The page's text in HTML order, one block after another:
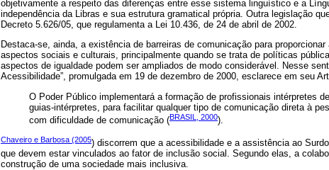
objetivamente a respeito das diferenças entre esse sistema linguístico e a
independência da Libras e sua estrutura gramatical própria. Outra legislação
Decreto 5.626/05, que regulamenta a Lei 10.436, de 24 de abril de 2002.
Destaca-se, ainda, a existência de barreiras de comunicação para
aspectos sociais e culturais, principalmente quando se trata de políticas
aspectos de igualdade podem ser ampliados de modo considerável. Nesse
Acessibilidade”, promulgada em 19 de dezembro de 2000, esclarece em seu
O Poder Público implementará a formação de profissionais intérpretes
guias-intérpretes, para facilitar qualquer tipo de comunicação direta à
com dificuldade de comunicação (BRASIL, 2000).
Chaveiro e Barbosa (2005) discorrem que a acessibilidade e a assistência ao
que devem estar vinculados ao fator de inclusão social. Segundo elas, a
construção de uma sociedade mais inclusiva.